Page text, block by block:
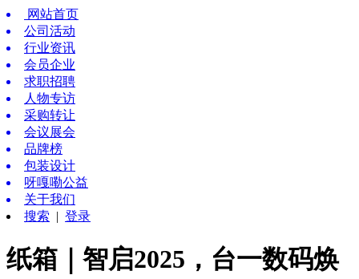
网站首页
公司活动
行业资讯
会员企业
求职招聘
人物专访
采购转让
会议展会
品牌榜
包装设计
呀嘎嘞公益
关于我们
搜索 | 登录
纸箱｜智启2025，台一数码焕